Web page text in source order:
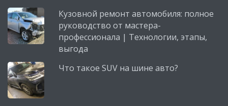
Кузовной ремонт автомобиля: полное
руководство от мастера-
профессионала | Технологии, этапы,
выгода
Что такое SUV на шине авто?